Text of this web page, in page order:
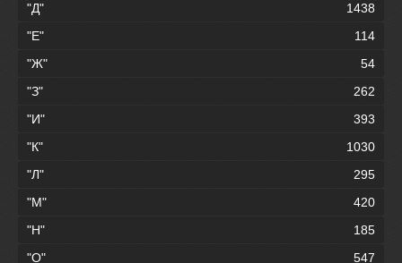
"Д"
1438
"Е"
114
"Ж"
54
"З"
262
"И"
393
"К"
1030
"Л"
295
"М"
420
"Н"
185
"О"
547